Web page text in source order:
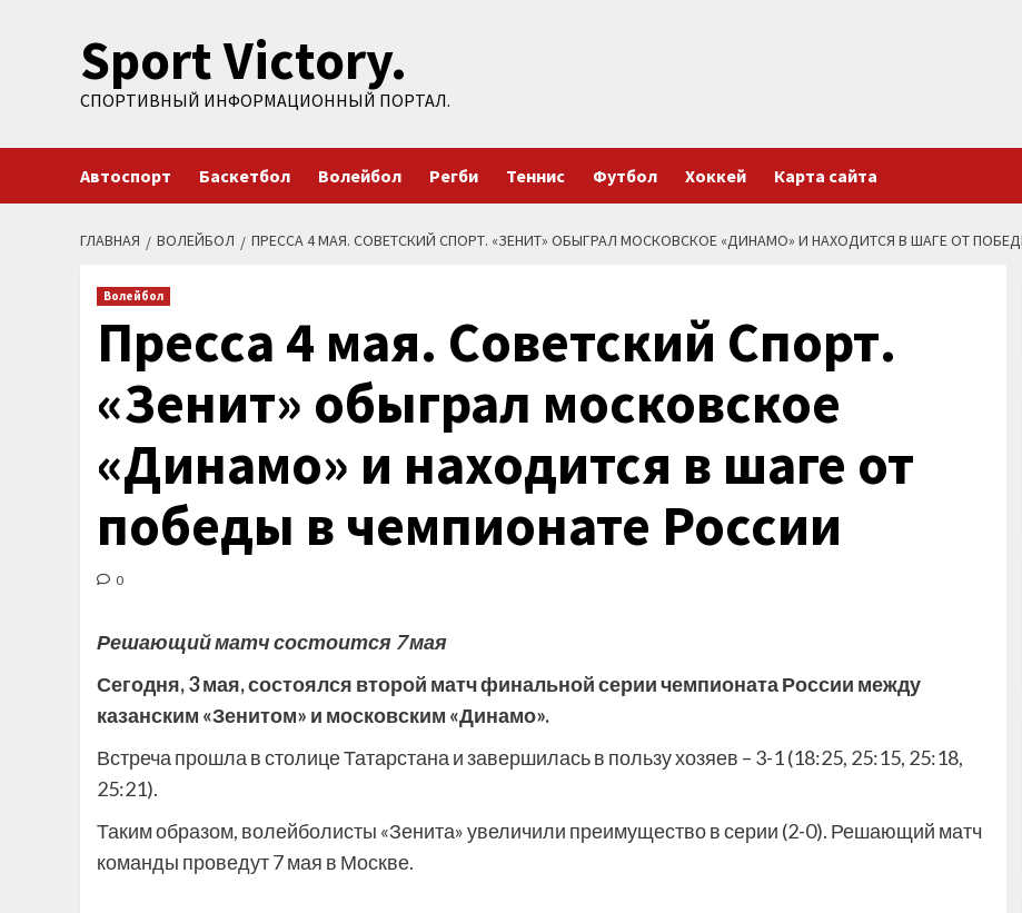
содержимомуSport Victory.
СПОРТИВНЫЙ ИНФОРМАЦИОННЫЙ ПОРТАЛ.
Автоспорт Баскетбол Волейбол Регби Теннис Футбол Хоккей Карта сайта
ГЛАВНАЯ ВОЛЕЙБОЛ ПРЕССА 4 МАЯ. СОВЕТСКИЙ СПОРТ. «ЗЕНИТ» ОБЫГРАЛ МОСКОВСКОЕ «ДИНАМО» И НАХОДИТСЯ В ШАГЕ ОТ
Волейбол
Пресса 4 мая. Советский Спорт.
«Зенит» обыграл московское
«Динамо» и находится в шаге от
победы в чемпионате России
0
Решающий матч состоится 7 мая
Сегодня, 3 мая, состоялся второй матч финальной серии чемпионата России между
казанским «Зенитом» и московским «Динамо».
Встреча прошла в столице Татарстана и завершилась в пользу хозяев – 3-1 (18:25, 25:15, 25:18,
25:21).
Таким образом, волейболисты «Зенита» увеличили преимущество в серии (2-0). Решающий матч
команды проведут 7 мая в Москве.